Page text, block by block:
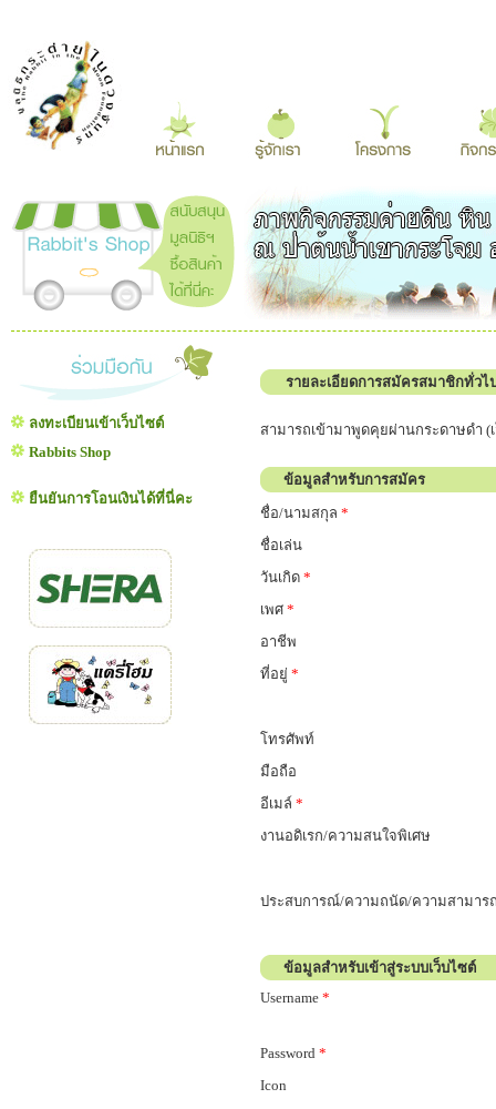
ลงทะเบียนเข้าเว็บไซต์
Rabbits Shop
ยืนยันการโอนเงินได้ที่นี่คะ
รายละเอียดการสมัครสมาชิกทั่วไ
สามารถเข้ามาพูดคุยผ่านกระดาษดำ
ข้อมูลสำหรับการสมัคร
ชื่อ/นามสกุล *
ชื่อเล่น
วันเกิด *
เพศ *
อาชีพ
ที่อยู่ *
โทรศัพท์
มือถือ
อีเมล์ *
งานอดิเรก/ความสนใจพิเศษ
ประสบการณ์/ความถนัด/ความสามาร
ข้อมูลสำหรับเข้าสู่ระบบเว็บไซต์
Username *
Password *
Icon